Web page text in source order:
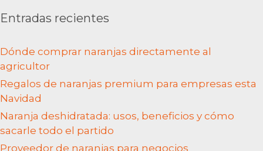
Desayunos
Platos
Postres
Zumos y cockteles
Salud y bienestar